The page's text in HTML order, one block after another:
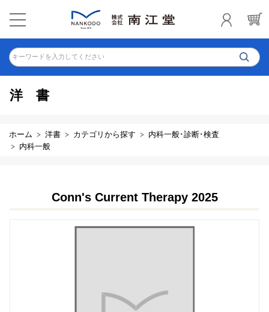
キーワードを入力してください
洋書
ホーム 洋書 カテゴリから探す
内科一般･診断･検査
内科一般
Conn's Current Therapy 2025